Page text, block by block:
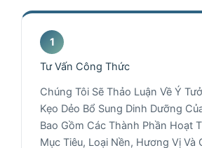
Tư Vấn Công Thức
Chúng Tôi Sẽ Thảo Luận Về Ý
Kẹo Dẻo Bổ Sung Dinh Dưỡng
Bao Gồm Các Thành Phần Hoạt
Mục Tiêu, Loại Nền, Hương Vị Và